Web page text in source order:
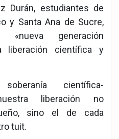
Durán, estudiantes de
y Santa Ana de Sucre,
generación
liberación científica y
científica-
liberación no
sino el de cada
tuit.